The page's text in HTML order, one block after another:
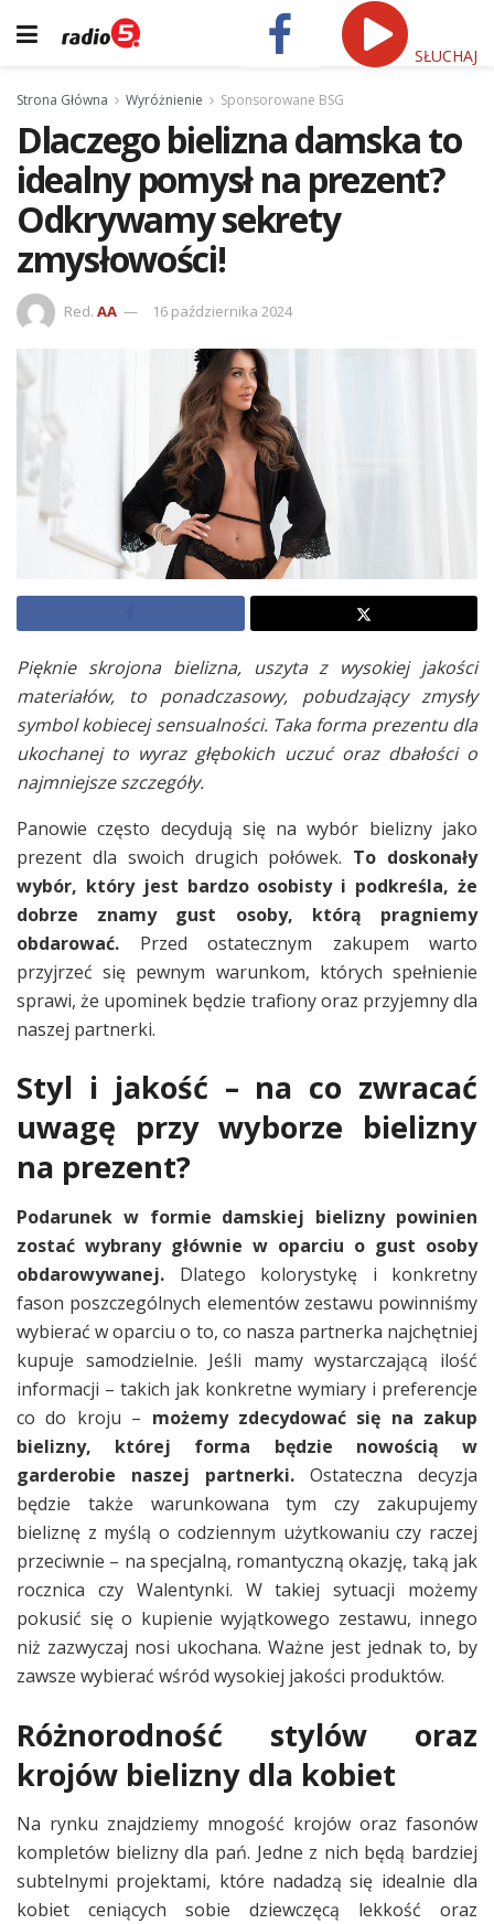
SŁUCHAJ
Strona Główna Wyróżnienie Sponsorowane BSG
Dlaczego bielizna damska to
idealny pomysł na prezent?
Odkrywamy sekrety
zmysłowości!
Red. AA 16 października 2024
Pięknie skrojona bielizna, uszyta z wysokiej jakości
materiałów, to ponadczasowy, pobudzający zmysły
symbol kobiecej sensualności. Taka forma prezentu dla
ukochanej to wyraz głębokich uczuć oraz dbałości o
najmniejsze szczegóły.
Panowie często decydują się na wybór bielizny jako
prezent dla swoich drugich połówek. To doskonały
wybór, który jest bardzo osobisty i podkreśla, że
dobrze znamy gust osoby, którą pragniemy
obdarować. Przed ostatecznym zakupem warto
przyjrzeć się pewnym warunkom, których spełnienie
sprawi, że upominek będzie trafiony oraz przyjemny dla
naszej partnerki.
Styl i jakość – na co zwracać
uwagę przy wyborze bielizny
na prezent?
Podarunek w formie damskiej bielizny powinien
zostać wybrany głównie w oparciu o gust osoby
obdarowywanej. Dlatego kolorystykę i konkretny
fason poszczególnych elementów zestawu powinniśmy
wybierać w oparciu o to, co nasza partnerka najchętniej
kupuje samodzielnie. Jeśli mamy wystarczającą ilość
informacji – takich jak konkretne wymiary i preferencje
co do kroju – możemy zdecydować się na zakup
bielizny, której forma będzie nowością w
garderobie naszej partnerki. Ostateczna decyzja
będzie także warunkowana tym czy zakupujemy
bieliznę z myślą o codziennym użytkowaniu czy raczej
przeciwnie – na specjalną, romantyczną okazję, taką jak
rocznica czy Walentynki. W takiej sytuacji możemy
pokusić się o kupienie wyjątkowego zestawu, innego
niż zazwyczaj nosi ukochana. Ważne jest jednak to, by
zawsze wybierać wśród wysokiej jakości produktów.
Różnorodność stylów oraz
krojów bielizny dla kobiet
Na rynku znajdziemy mnogość krojów oraz fasonów
kompletów bielizny dla pań. Jedne z nich będą bardziej
subtelnymi projektami, które nadadzą się idealnie dla
kobiet ceniących sobie dziewczęcą lekkość oraz